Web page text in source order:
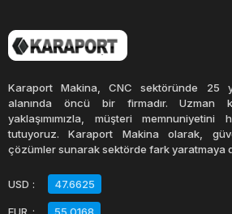
sosisleri kızartmak yerine buharda
tasarlanmış modellere de sahip olabilir.
Sosis makinesi genellikle farklı
kapasitelerde gelir. Küçük işletmeler
modeller yeterli olabilirken, büyük
satın alırken, işletmenizin ihtiyaçlarına
Karaport Makina, CNC sektöründe 25
alanında öncü bir firmadır. Uzman
yaklaşımımızla, müşteri
tutuyoruz. Karaport Makina olarak,
çözümler sunarak sektörde fark yaratmaya
USD : 47.6625